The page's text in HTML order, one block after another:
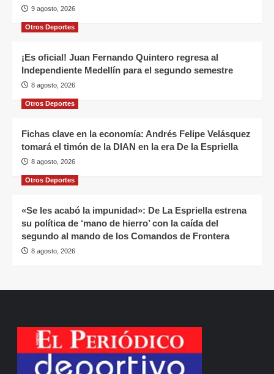
9 agosto, 2026
Otros Deportes
¡Es oficial! Juan Fernando Quintero regresa al
Independiente Medellín para el segundo semestre
8 agosto, 2026
Otros Deportes
Fichas clave en la economía: Andrés Felipe Velásquez
tomará el timón de la DIAN en la era De la Espriella
8 agosto, 2026
Otros Deportes
«Se les acabó la impunidad»: De La Espriella estrena
su política de ‘mano de hierro’ con la caída del
segundo al mando de los Comandos de Frontera
8 agosto, 2026